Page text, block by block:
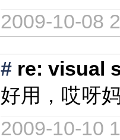
2009-10-08
# re: visual
好用，哎呀
2009-10-10